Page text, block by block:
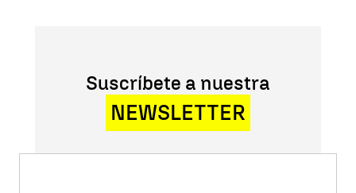
Suscríbete a nuestra
NEWSLETTER